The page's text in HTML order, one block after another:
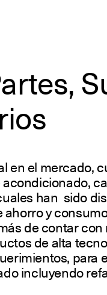
en el mercado,
han sido
y
de contar
de alta
para
incluyendo